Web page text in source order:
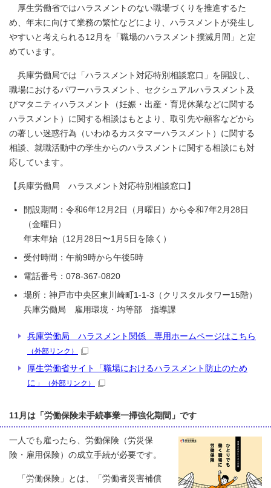
厚生労働省ではハラスメントのない職場づくりを推進するた
め、年末に向けて業務の繁忙などにより、ハラスメントが発生し
やすいと考えられる12月を「職場のハラスメント撲滅月間」と定
めています。
兵庫労働局では「ハラスメント対応特別相談窓口」を開設し、
職場におけるパワーハラスメント、セクシュアルハラスメント及
びマタニティハラスメント（妊娠・出産・育児休業などに関する
ハラスメント）に関する相談はもとより、取引先や顧客などから
の著しい迷惑行為（いわゆるカスタマーハラスメント）に関する
相談、就職活動中の学生からのハラスメントに関する相談にも対
応しています。
【兵庫労働局 ハラスメント対応特別相談窓口】
開設期間：令和6年12月2日（月曜日）から令和7年2月28日
（金曜日）
年末年始（12月28日〜1月5日を除く）
受付時間：午前9時から午後5時
電話番号：078-367-0820
場所：神戸市中央区東川崎町1-1-3（クリスタルタワー15階）
兵庫労働局 雇用環境・均等部 指導課
兵庫労働局 ハラスメント関係 専用ホームページはこちら
（外部リンク）
厚生労働省サイト「職場におけるハラスメント防止のため
に」
（外部リンク）
11月は「労働保険未手続事業一掃強化期間」です
一人でも雇ったら、労働保険（労災保
険・雇用保険）の成立手続が必要です。
「労働保険」とは、「労働者災害補償